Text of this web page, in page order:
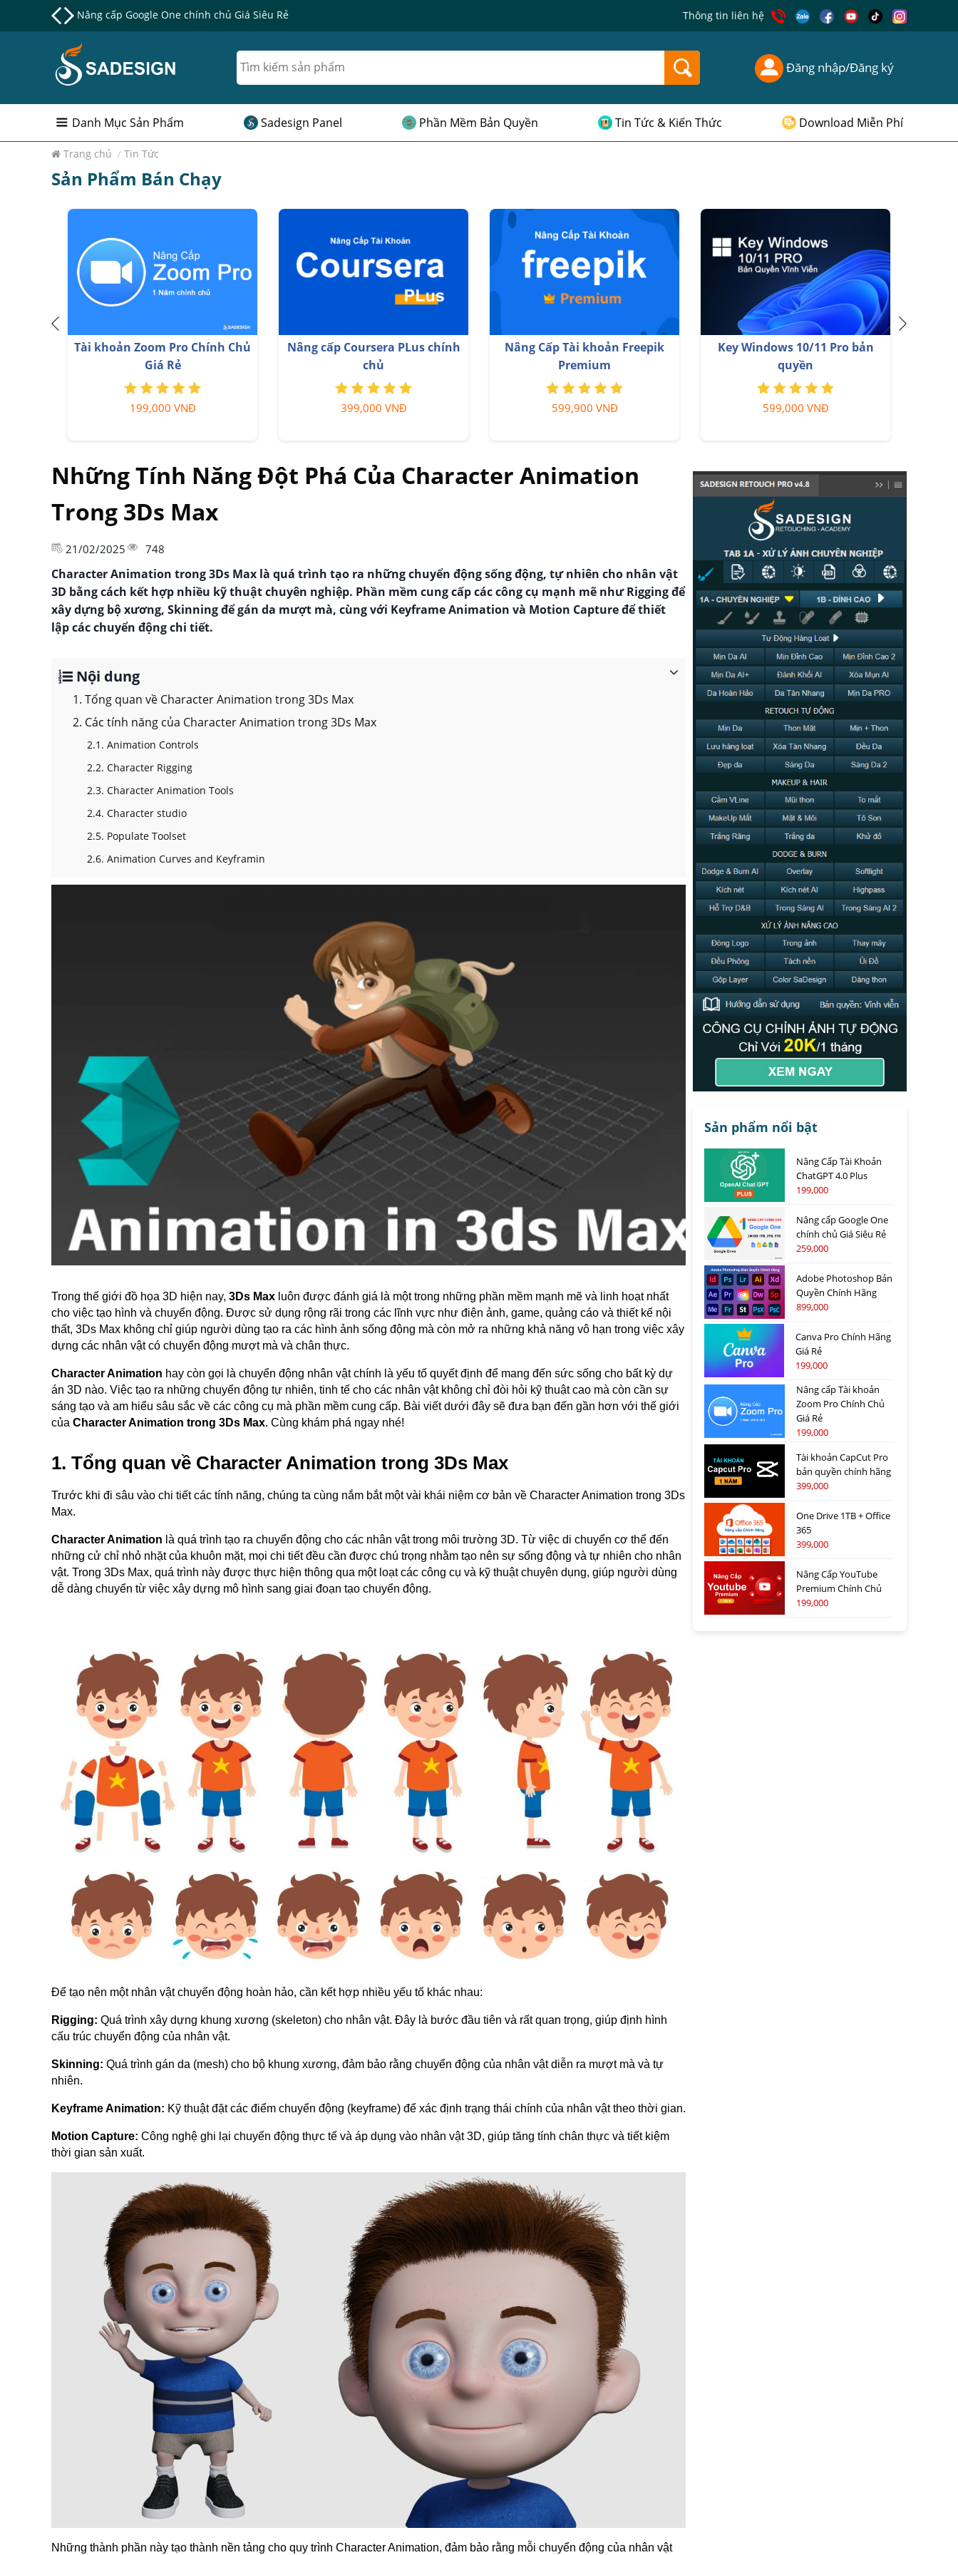
Nâng cấp Google One chính chủ Giá Siêu Rẻ Thông tin liên hệ
Đăng nhập/Đăng ký
Danh Mục Sản Phẩm Sadesign Panel Phần Mềm Bản Quyền Tin Tức & Kiến Thức Download Miễn Phí
Trang chủ / Tin Tức
Sản Phẩm Bán Chạy
Tài khoản Zoom Pro Chính Chủ
Giá Rẻ
199,000 VNĐ
Nâng cấp Coursera PLus chính
chủ
399,000 VNĐ
Nâng Cấp Tài khoản Freepik
Premium
599,900 VNĐ
Key Windows 10/11 Pro bản
quyền
599,000 VNĐ
Những Tính Năng Đột Phá Của Character Animation
Trong 3Ds Max
21/02/2025 748
Character Animation trong 3Ds Max là quá trình tạo ra những chuyển động sống động, tự nhiên cho nhân vật
3D bằng cách kết hợp nhiều kỹ thuật chuyên nghiệp. Phần mềm cung cấp các công cụ mạnh mẽ như Rigging để
xây dựng bộ xương, Skinning để gán da mượt mà, cùng với Keyframe Animation và Motion Capture để thiết
lập các chuyển động chi tiết.
Nội dung
1. Tổng quan về Character Animation trong 3Ds Max
2. Các tính năng của Character Animation trong 3Ds Max
2.1. Animation Controls
2.2. Character Rigging
2.3. Character Animation Tools
2.4. Character studio
2.5. Populate Toolset
2.6. Animation Curves and Keyframin
Trong thế giới đồ họa 3D hiện nay, 3Ds Max luôn được đánh giá là một trong những phần mềm mạnh mẽ và linh hoạt nhất
cho việc tạo hình và chuyển động. Được sử dụng rộng rãi trong các lĩnh vực như điện ảnh, game, quảng cáo và thiết kế nội
thất, 3Ds Max không chỉ giúp người dùng tạo ra các hình ảnh sống động mà còn mở ra những khả năng vô hạn trong việc xây
dựng các nhân vật có chuyển động mượt mà và chân thực.
Character Animation hay còn gọi là chuyển động nhân vật chính là yếu tố quyết định để mang đến sức sống cho bất kỳ dự
án 3D nào. Việc tạo ra những chuyển động tự nhiên, tinh tế cho các nhân vật không chỉ đòi hỏi kỹ thuật cao mà còn cần sự
sáng tạo và am hiểu sâu sắc về các công cụ mà phần mềm cung cấp. Bài viết dưới đây sẽ đưa bạn đến gần hơn với thế giới
của Character Animation trong 3Ds Max. Cùng khám phá ngay nhé!
1. Tổng quan về Character Animation trong 3Ds Max
Trước khi đi sâu vào chi tiết các tính năng, chúng ta cùng nắm bắt một vài khái niệm cơ bản về Character Animation trong 3Ds
Max.
Character Animation là quá trình tạo ra chuyển động cho các nhân vật trong môi trường 3D. Từ việc di chuyển cơ thể đến
những cử chỉ nhỏ nhặt của khuôn mặt, mọi chi tiết đều cần được chú trọng nhằm tạo nên sự sống động và tự nhiên cho nhân
vật. Trong 3Ds Max, quá trình này được thực hiện thông qua một loạt các công cụ và kỹ thuật chuyên dụng, giúp người dùng
dễ dàng chuyển từ việc xây dựng mô hình sang giai đoạn tạo chuyển động.
Để tạo nên một nhân vật chuyển động hoàn hảo, cần kết hợp nhiều yếu tố khác nhau:
Rigging: Quá trình xây dựng khung xương (skeleton) cho nhân vật. Đây là bước đầu tiên và rất quan trọng, giúp định hình
cấu trúc chuyển động của nhân vật.
Skinning: Quá trình gán da (mesh) cho bộ khung xương, đảm bảo rằng chuyển động của nhân vật diễn ra mượt mà và tự
nhiên.
Keyframe Animation: Kỹ thuật đặt các điểm chuyển động (keyframe) để xác định trạng thái chính của nhân vật theo thời gian.
Motion Capture: Công nghệ ghi lại chuyển động thực tế và áp dụng vào nhân vật 3D, giúp tăng tính chân thực và tiết kiệm
thời gian sản xuất.
Những thành phần này tạo thành nền tảng cho quy trình Character Animation, đảm bảo rằng mỗi chuyển động của nhân vật
Sản phẩm nổi bật
Nâng Cấp Tài Khoản
ChatGPT 4.0 Plus
199,000
Nâng cấp Google One
chính chủ Giá Siêu Rẻ
259,000
Adobe Photoshop Bản
Quyền Chính Hãng
899,000
Canva Pro Chính Hãng
Giá Rẻ
199,000
Nâng cấp Tài khoản
Zoom Pro Chính Chủ
Giá Rẻ
199,000
Tài khoản CapCut Pro
bản quyền chính hãng
399,000
One Drive 1TB + Office
365
399,000
Nâng Cấp YouTube
Premium Chính Chủ
199,000